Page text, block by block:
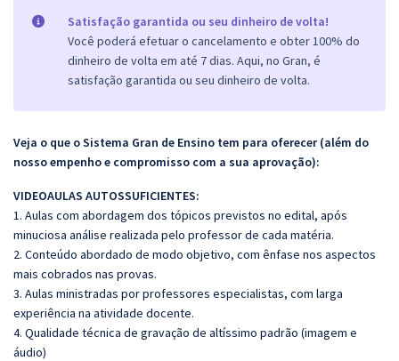
Satisfação garantida ou seu dinheiro de volta!
Você poderá efetuar o cancelamento e obter 100% do
dinheiro de volta em até 7 dias. Aqui, no Gran, é
satisfação garantida ou seu dinheiro de volta.
Veja o que o Sistema Gran de Ensino tem para oferecer (além do
nosso empenho e compromisso com a sua aprovação):
VIDEOAULAS AUTOSSUFICIENTES:
1. Aulas com abordagem dos tópicos previstos no edital, após
minuciosa análise realizada pelo professor de cada matéria.
2. Conteúdo abordado de modo objetivo, com ênfase nos aspectos
mais cobrados nas provas.
3. Aulas ministradas por professores especialistas, com larga
experiência na atividade docente.
4. Qualidade técnica de gravação de altíssimo padrão (imagem e
áudio)